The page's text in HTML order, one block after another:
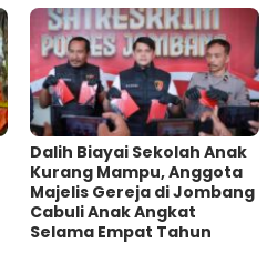
Dalih Biayai Sekolah Anak
Kurang Mampu, Anggota
Majelis Gereja di Jombang
Cabuli Anak Angkat
Selama Empat Tahun